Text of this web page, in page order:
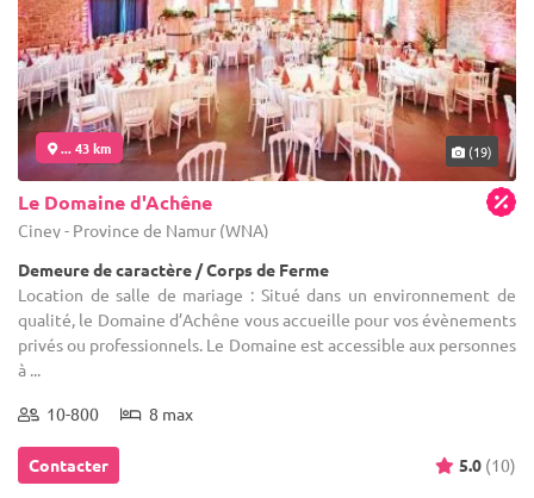
... 43 km (19)
Le Domaine d'Achêne
Ciney - Province de Namur (WNA)
Demeure de caractère / Corps de Ferme
Location de salle de mariage : Situé dans un environnement de
qualité, le Domaine d’Achêne vous accueille pour vos évènements
privés ou professionnels. Le Domaine est accessible aux personnes
à ...
10-800 8 max
Contacter 5.0 (10)